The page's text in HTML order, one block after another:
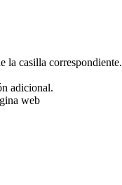
la casilla correspondiente.
adicional.
web